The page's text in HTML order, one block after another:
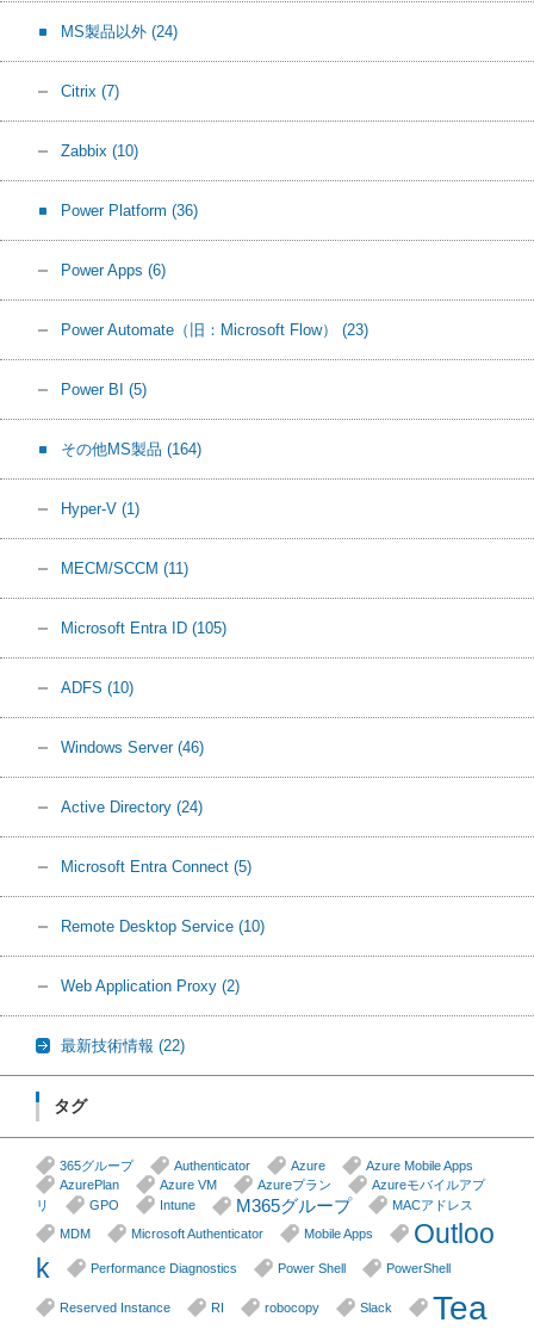
MS製品以外 (24)
Citrix (7)
Zabbix (10)
Power Platform (36)
Power Apps (6)
Power Automate（旧：Microsoft Flow） (23)
Power BI (5)
その他MS製品 (164)
Hyper-V (1)
MECM/SCCM (11)
Microsoft Entra ID (105)
ADFS (10)
Windows Server (46)
Active Directory (24)
Microsoft Entra Connect (5)
Remote Desktop Service (10)
Web Application Proxy (2)
最新技術情報 (22)
タグ
365グループ Authenticator Azure
Azure Mobile Apps
AzurePlan
Azure VM Azureプラン
Azureモバイルアプ
リ
GPO Intune M365グループ
MACアドレス
MDM
Microsoft Authenticator Mobile Apps
Outloo
k
Performance Diagnostics Power Shell PowerShell
Reserved Instance RI robocopy Slack
Tea